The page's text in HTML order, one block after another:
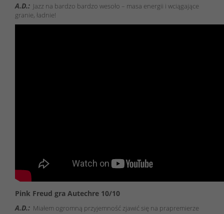
A.D.: Jazz na bardzo bardzo wesoło – masa energii i wciągające
granie, ładnie!
Pink Freud gra Autechre 10/10
A.D.: Miałem ogromną przyjemność zjawić się na prapremierze